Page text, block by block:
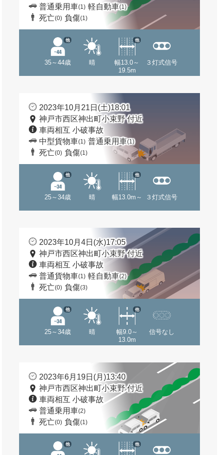
普通乗用車(1) 軽自動車(1)
死亡(0) 負傷(1)
35～44歳
他
晴
幅13.0～
19.5m
他
３灯式信号
2023年10月21日(土)18:01
神戸市西区神出町小束野 付近
車両相互 小破事故
中型貨物車(1) 普通乗用車(1)
死亡(0) 負傷(1)
25～34歳
他
晴 幅13.0m～
他
３灯式信号
2023年10月4日(水)17:05
神戸市西区神出町小束野 付近
車両相互 小破事故
普通貨物車(1) 軽自動車(2)
死亡(0) 負傷(3)
25～34歳
他
晴
幅9.0～
13.0m
他
信号なし
2023年6月19日(月)13:40
神戸市西区神出町小束野 付近
車両相互 小破事故
普通乗用車(2)
死亡(0) 負傷(1)
他 他